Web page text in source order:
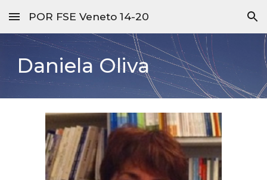
Skip to main content Skip to navigation
POR FSE Veneto 14-20
Daniela Oliva